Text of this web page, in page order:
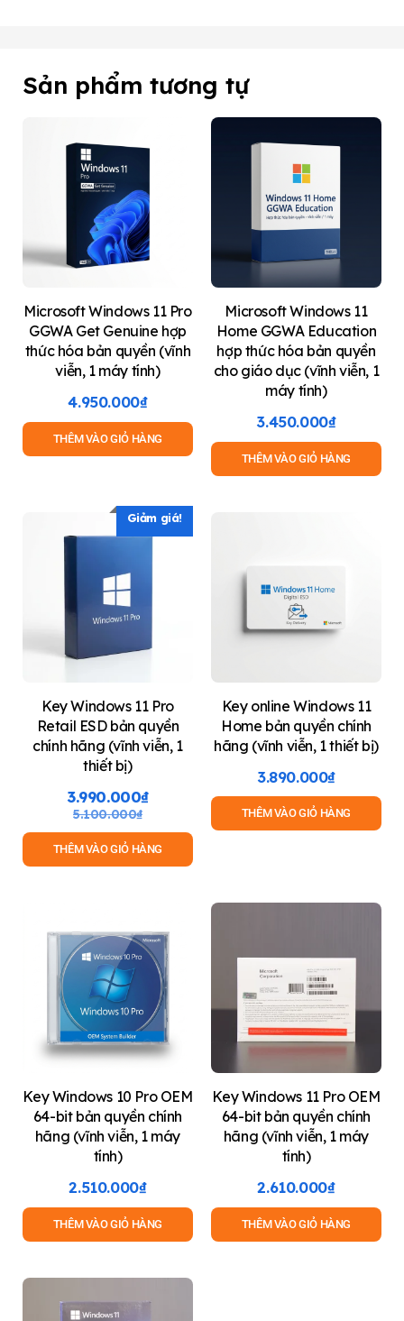
Sản phẩm tương tự
Microsoft Windows 11 Pro
GGWA Get Genuine hợp
thức hóa bản quyền (vĩnh
viễn, 1 máy tính)
4.950.000₫
THÊM VÀO GIỎ HÀNG
Microsoft Windows 11
Home GGWA Education
hợp thức hóa bản quyền
cho giáo dục (vĩnh viễn, 1
máy tính)
3.450.000₫
THÊM VÀO GIỎ HÀNG
Giảm giá!
Key Windows 11 Pro
Retail ESD bản quyền
chính hãng (vĩnh viễn, 1
thiết bị)
5.100.000₫
3.990.000₫
THÊM VÀO GIỎ HÀNG
Key online Windows 11
Home bản quyền chính
hãng (vĩnh viễn, 1 thiết bị)
3.890.000₫
THÊM VÀO GIỎ HÀNG
Key Windows 10 Pro OEM
64-bit bản quyền chính
hãng (vĩnh viễn, 1 máy
tính)
2.510.000₫
THÊM VÀO GIỎ HÀNG
Key Windows 11 Pro OEM
64-bit bản quyền chính
hãng (vĩnh viễn, 1 máy
tính)
2.610.000₫
THÊM VÀO GIỎ HÀNG